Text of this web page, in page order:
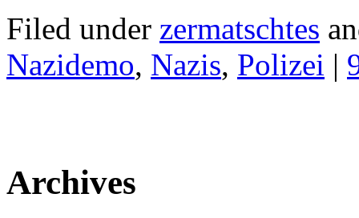
Filed under zermatschtes
Nazidemo, Nazis, Polizei |
Archives